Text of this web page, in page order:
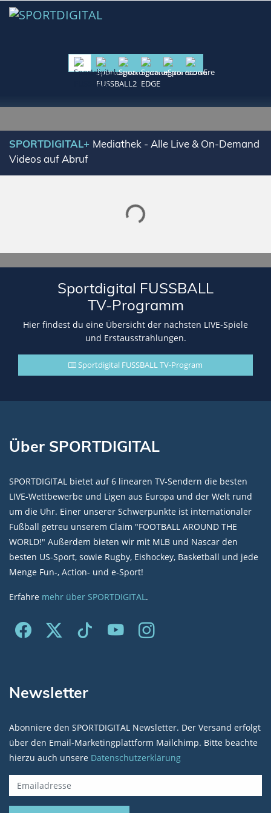
SPORTDIGITAL+ Mediathek - Alle Live & On-Demand
Videos auf Abruf
Lade SPORTDIGITAL+ Mediathek
Sportdigital FUSSBALL
TV-Programm
Hier findest du eine Übersicht der nächsten LIVE-Spiele
und Erstausstrahlungen.
Sportdigital FUSSBALL TV-Program
Über SPORTDIGITAL
SPORTDIGITAL bietet auf 6 linearen TV-Sendern die besten
LIVE-Wettbewerbe und Ligen aus Europa und der Welt rund
um die Uhr. Einer unserer Schwerpunkte ist internationaler
Fußball getreu unserem Claim "FOOTBALL AROUND THE
WORLD!" Außerdem bieten wir mit MLB und Nascar den
besten US-Sport, sowie Rugby, Eishockey, Basketball und jede
Menge Fun-, Action- und e-Sport!
Erfahre mehr über SPORTDIGITAL.
Newsletter
Abonniere den SPORTDIGITAL Newsletter. Der Versand erfolgt
über den Email-Marketingplattform Mailchimp. Bitte beachte
hierzu auch unsere Datenschutzerklärung